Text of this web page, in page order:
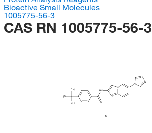
Bioactive Small Molecules
1005775-56-3
CAS RN 1005775-56-3
H3C
CH3
CH3
O
HN
N
N
N
N
HCl